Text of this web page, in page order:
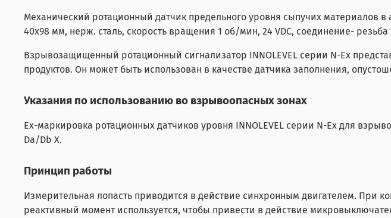
Механический ротационный датчик предельного уровня сыпучих материалов
40х98 мм, нерж. сталь, скорость вращения 1 об/мин, 24 VDC, соединение-
Взрывозащищенный ротационный сигнализатор INNOLEVEL серии N-Ex
продуктов. Он может быть использован в качестве датчика заполнения,
Указания по использованию во взрывоопасных зонах
Ех-маркировка ротационных датчиков уровня INNOLEVEL серии N-Ex для
Da/Db X.
Принцип работы
Измерительная лопасть приводится в действие синхронным двигателем. При
реактивный момент используется, чтобы привести в действие